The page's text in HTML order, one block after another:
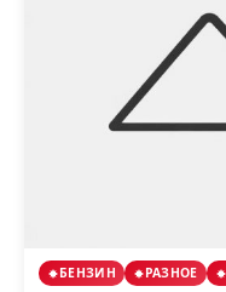
БЕНЗИН РАЗНОЕ